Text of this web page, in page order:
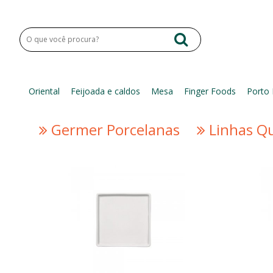
Oriental Feijoada e caldos Mesa Finger Foods Porto
Germer Porcelanas Linhas